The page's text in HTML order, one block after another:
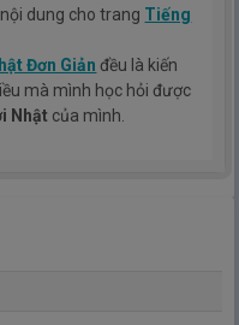
dung cho trang Tiếng
Đơn Giản đều là kiến
mà mình học hỏi được
Nhật của mình.
có được sẽ giúp các bạn